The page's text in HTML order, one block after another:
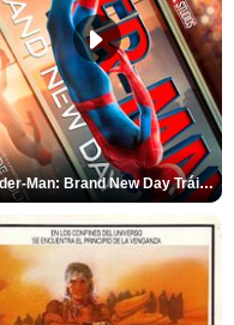
Spider-Man: Brand New Day Tráiler (3)